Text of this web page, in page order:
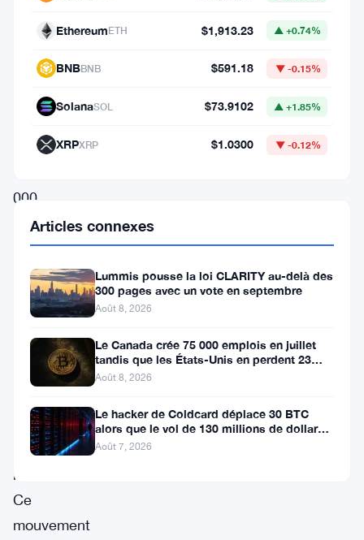
marchés
dépassant
barre
des
000
dollars,
marquant
mois
septembre
exceptionnel
crypto-
monnaie.
Ce
mouvement
EthereumETH $1,913.23 ▲ +0.74%
BNBBNB $591.18 ▼ -0.15%
SolanaSOL $73.9102 ▲ +1.85%
XRPXRP $1.0300 ▼ -0.12%
Articles connexes
Lummis pousse la loi CLARITY au-delà des
300 pages avec un vote en septembre
Août 8, 2026
Le Canada crée 75 000 emplois en juillet
tandis que les États-Unis en perdent 23
000, Bitcoin reste à 65K
Août 8, 2026
Le hacker de Coldcard déplace 30 BTC
alors que le vol de 130 millions de dollars
entre dans une nouvelle phase
Août 7, 2026